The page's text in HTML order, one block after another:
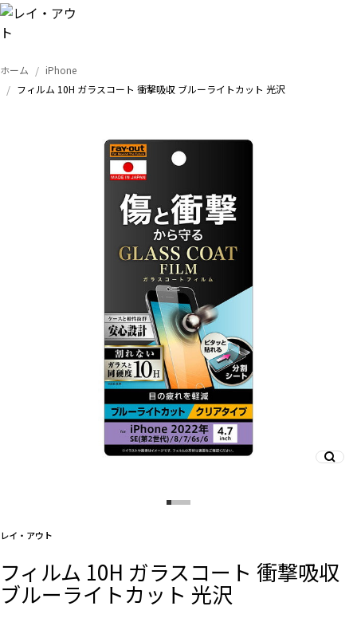
事業内容
会社概要
ホーム
iPhone
フィルム 10H ガラスコート 衝撃吸収 ブルーライトカット 光沢
レイ・アウト
フィルム 10H ガラスコート 衝撃吸収
ブルーライトカット 光沢